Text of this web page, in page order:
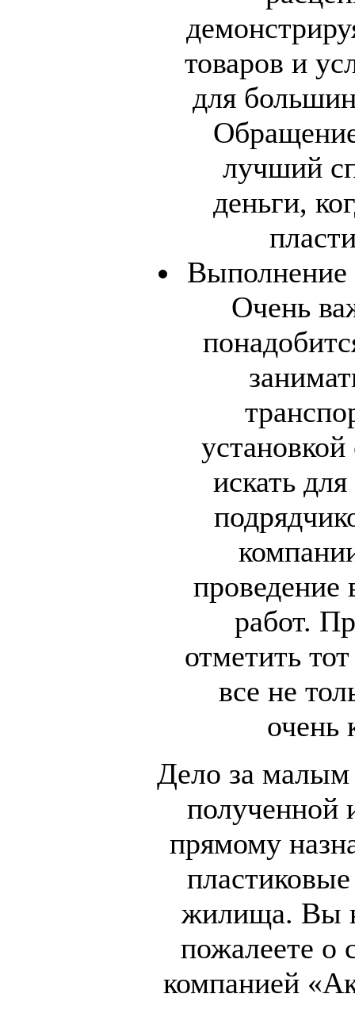
товаров и
для
лучший
деньги,
Выполнение
Очень
искать
проведение
работ.
отметить
все не
очень
Дело за малым
полученной
прямому
жилища. Вы
пожалеете о
компанией